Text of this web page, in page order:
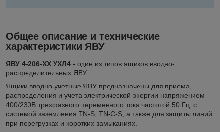
Общее описание и технические
характеристики ЯВУ
ЯВУ 4-206-ХХ УХЛ4 - один из типов ящиков вводно-
распределительных ЯВУ.
Ящики вводно-учетные ЯВУ предназначены для приема,
распределения и учета электрической энергии напряжением
400/230В трехфазного переменного тока частотой 50 Гц, с
системой заземления TN-S, TN-C-S, а также для защиты линий
при перегрузках и коротких замыканиях.